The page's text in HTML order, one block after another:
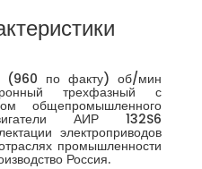
(960 по факту) об/мин
трехфазный с
общепромышленного
АИР 132S6
электроприводов
промышленности
Россия.